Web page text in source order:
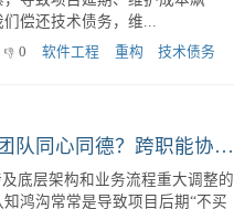
0 代码重构 软件开发
验分享 在软件开发的
个词。它就像一个隐形的定时炸
导致项目延期、维护成本飙